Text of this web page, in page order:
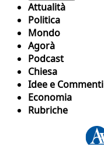
Attualità
Politica
Mondo
Agorà
Podcast
Chiesa
Idee e Commenti
Economia
Rubriche